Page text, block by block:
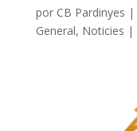
por CB Pardinyes |
General, Noticies |